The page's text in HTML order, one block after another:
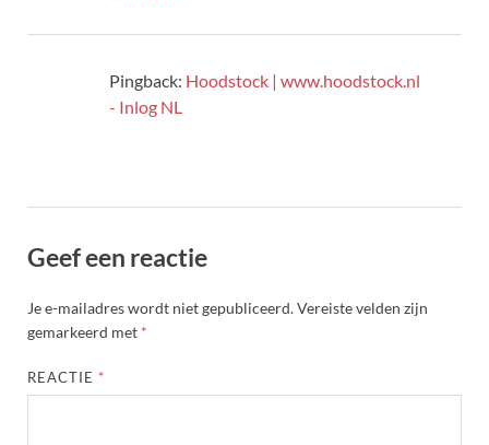
Pingback: Hoodstock | www.hoodstock.nl
- Inlog NL
Geef een reactie
Je e-mailadres wordt niet gepubliceerd.Vereiste velden zijn
gemarkeerd met *
REACTIE *